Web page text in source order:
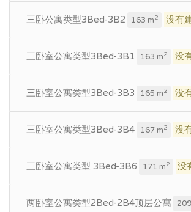
三卧公寓类型3Bed-3B2 163 m2 没有
三卧室公寓类型3Bed-3B1 163 m2 没
三卧室公寓类型3Bed-3B3 165 m2 没
三卧室公寓类型3Bed-3B4 167 m2 没
三卧室公寓类型 3Bed-3B6 171 m2 没
两卧室公寓类型2Bed-2B4顶层公寓